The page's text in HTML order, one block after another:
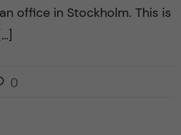
office in Stockholm. This is
0